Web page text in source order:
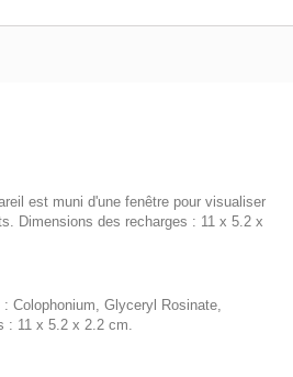
est muni d'une fenêtre pour visualiser
Dimensions des recharges : 11 x 5.2 x
Colophonium, Glyceryl Rosinate,
: 11 x 5.2 x 2.2 cm.